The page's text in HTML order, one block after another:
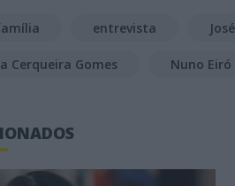
entrevista
Cerqueira Gomes Nuno Eiró